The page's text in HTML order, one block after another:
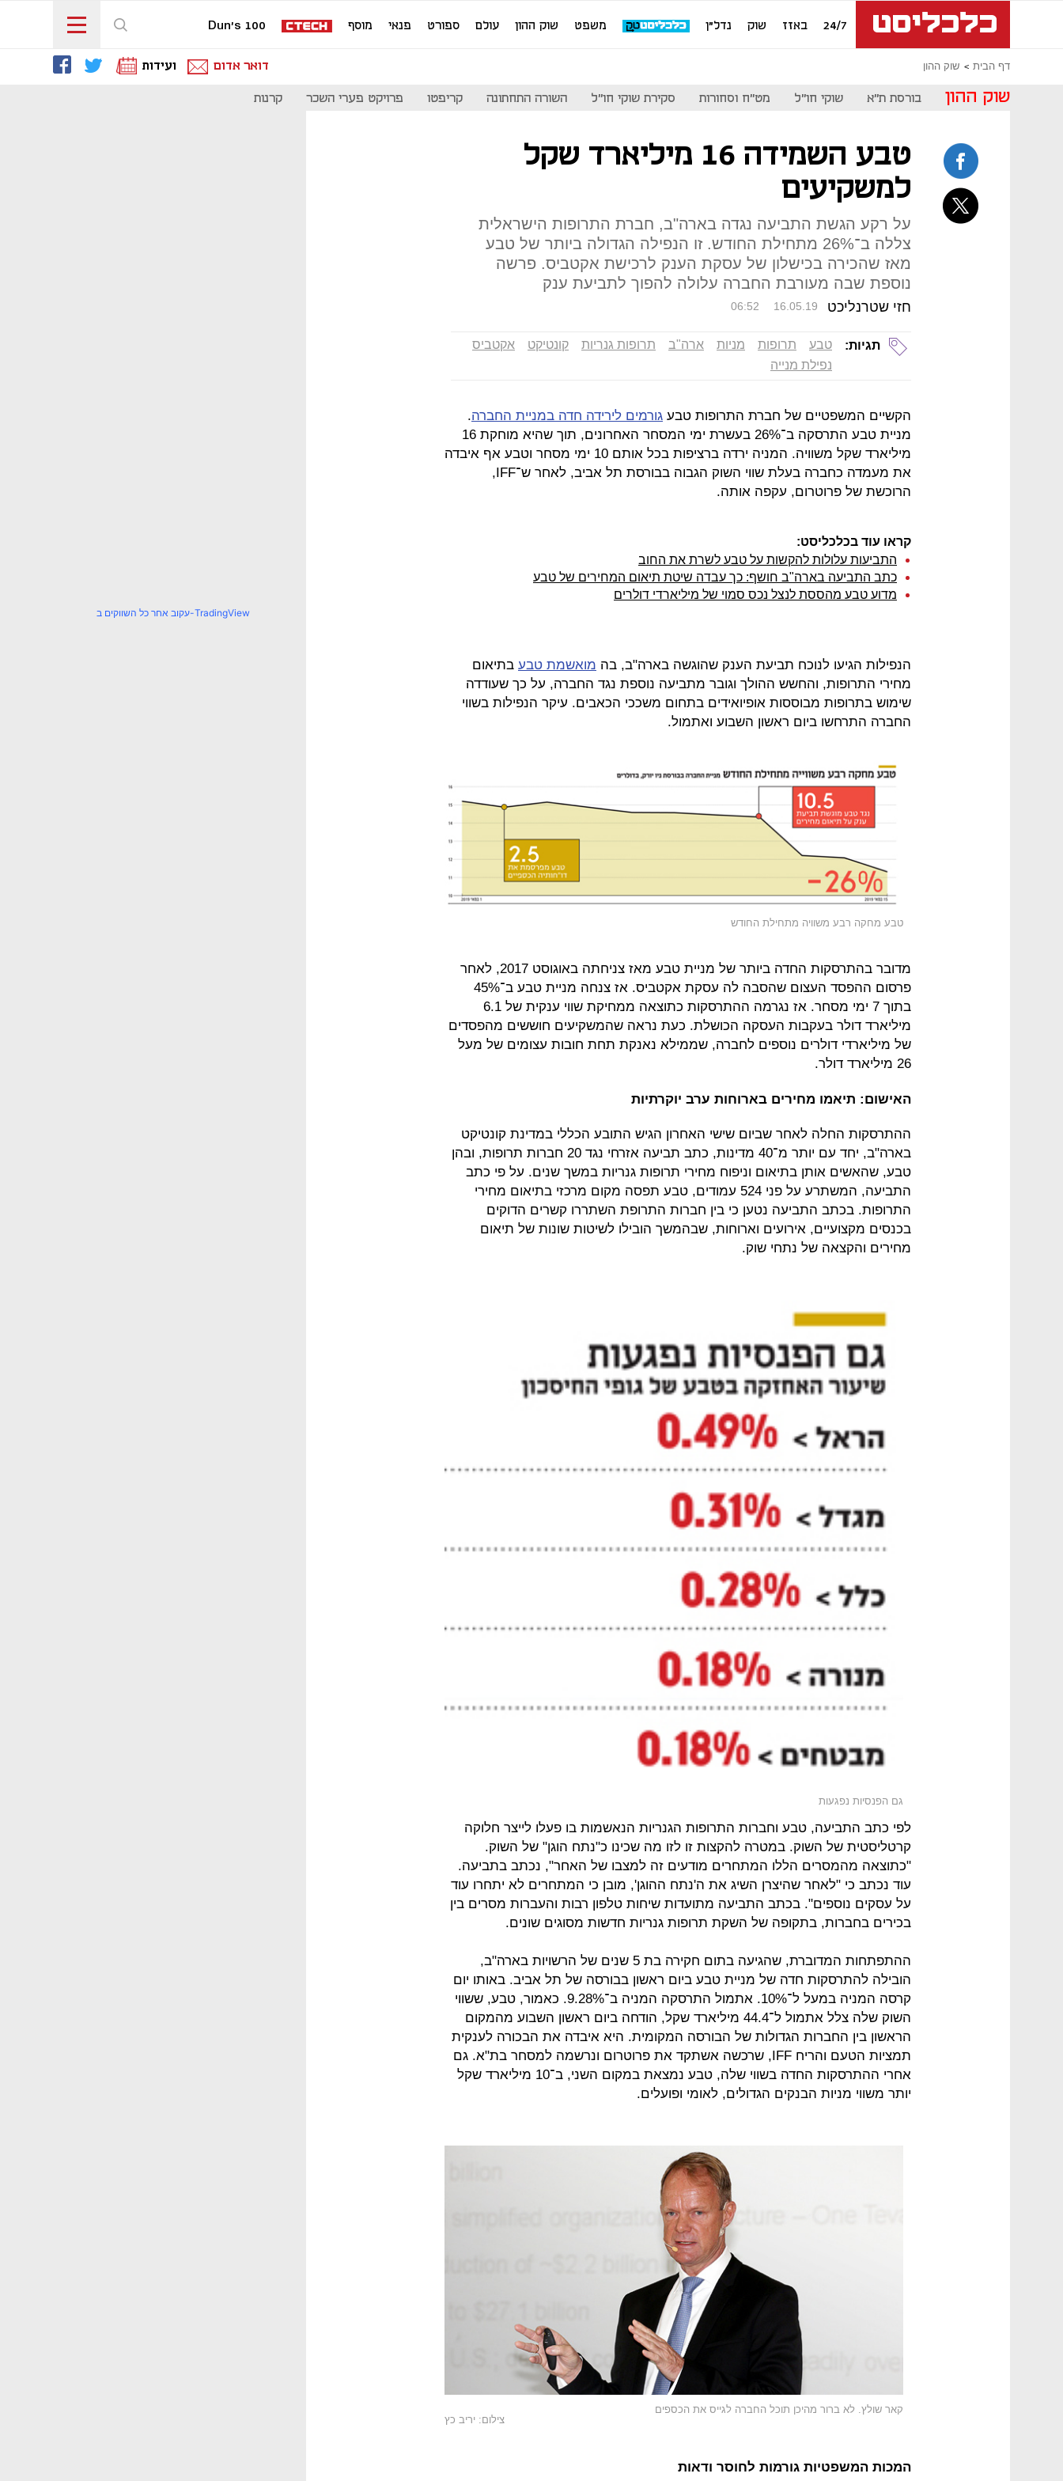
24/7 באזז שוק נדל"ן משפט שוק ההון עולם ספורט פנאי מוסף Dun's 100
דף הבית שוק ההון דואר אדום ועידות
שוק ההון בורסת ת"א שוקי חו"ל מט"ח וסחורות סקירת שוקי חו"ל השורה התחתונה קריפטו פרויקט פערי השכר קרנות
טבע השמידה 16 מיליארד שקל
למשקיעים
על רקע הגשת התביעה נגדה בארה"ב, חברת התרופות הישראלית
צללה ב־26% מתחילת החודש. זו הנפילה הגדולה ביותר של טבע
מאז שהכירה בכישלון של עסקת הענק לרכישת אקטביס. פרשה
נוספת שבה מעורבת החברה עלולה להפוך לתביעת ענק
חזי שטרנליכט 06:52 16.05.19
תגיות: טבע תרופות מניות ארה"ב תרופות גנריות קונטיקט
אקטביס
נפילת מנייה
הקשיים המשפטיים של חברת התרופות טבע גורמים לירידה חדה במניית החברה.
מניית טבע התרסקה ב־26% בעשרת ימי המסחר האחרונים, תוך שהיא מוחקת 16
מיליארד שקל משוויה. המניה ירדה ברציפות בכל אותם 10 ימי מסחר וטבע אף איבדה
את מעמדה כחברה בעלת שווי השוק הגבוה בבורסת תל אביב, לאחר ש־IFF,
הרוכשת של פרוטרום, עקפה אותה.
קראו עוד בכלכליסט:
התביעות עלולות להקשות על טבע לשרת את החוב
כתב התביעה בארה"ב חושף: כך עבדה שיטת תיאום המחירים של טבע
מדוע טבע מהססת לנצל נכס סמוי של מיליארדי דולרים
הנפילות הגיעו לנוכח תביעת הענק שהוגשה בארה"ב, בה מואשמת טבע בתיאום
מחירי התרופות, והחשש ההולך וגובר מתביעה נוספת נגד החברה, על כך שעודדה
שימוש בתרופות מבוססות אופיואידים בתחום משככי הכאבים. עיקר הנפילות בשווי
החברה התרחשו ביום ראשון השבוע ואתמול.
טבע מחקה רבע משוויה מתחילת החודש
מדובר בהתרסקות החדה ביותר של מניית טבע מאז צניחתה באוגוסט 2017, לאחר
פרסום ההפסד העצום שהסבה לה עסקת אקטביס. אז צנחה מניית טבע ב־45%
בתוך 7 ימי מסחר. אז נגרמה ההתרסקות כתוצאה ממחיקת שווי ענקית של 6.1
מיליארד דולר בעקבות העסקה הכושלת. כעת נראה שהמשקיעים חוששים מהפסדים
של מיליארדי דולרים נוספים לחברה, שממילא נאנקת תחת חובות עצומים של מעל
26 מיליארד דולר.
האישום: תיאמו מחירים בארוחות ערב יוקרתיות
ההתרסקות החלה לאחר שביום שישי האחרון הגיש התובע הכללי במדינת קונטיקט
בארה"ב, יחד עם יותר מ־40 מדינות, כתב תביעה אזרחי נגד 20 חברות תרופות, ובהן
טבע, שהאשים אותן בתיאום וניפוח מחירי תרופות גנריות במשך שנים. על פי כתב
התביעה, המשתרע על פני 524 עמודים, טבע תפסה מקום מרכזי בתיאום מחירי
התרופות. בכתב התביעה נטען כי בין חברות התרופת השתררו קשרים הדוקים
בכנסים מקצועיים, אירועים וארוחות, שבהמשך הובילו לשיטות שונות של תיאום
מחירים והקצאה של נתחי שוק.
גם הפנסיות נפגעות
לפי כתב התביעה, טבע וחברות התרופות הגנריות הנאשמות בו פעלו לייצר חלוקה
קרטליסטית של השוק. במטרה להקצות זו לזו מה שכינו כ"נתח הוגן" של השוק.
"כתוצאה מהמסרים הללו המתחרים מודעים זה למצבו של האחר", נכתב בתביעה.
עוד נכתב כי "לאחר שהיצרן השיג את ה'נתח ההוגן', מובן כי המתחרים לא יתחרו עוד
על עסקים נוספים". בכתב התביעה מתועדות שיחות טלפון רבות והעברות מסרים בין
בכירים בחברות, בתקופה של השקת תרופות גנריות חדשות מסוגים שונים.
ההתפתחות המדוברת, שהגיעה בתום חקירה בת 5 שנים של הרשויות בארה"ב,
הובילה להתרסקות חדה של מניית טבע ביום ראשון בבורסה של תל אביב. באותו יום
קרסה המניה במעל ל־10%. אתמול התרסקה המניה ב־9.28%. כאמור, טבע, ששווי
השוק שלה צלל אתמול ל־44.4 מיליארד שקל, הודחה ביום ראשון השבוע מהמקום
הראשון בין החברות הגדולות של הבורסה המקומית. היא איבדה את הבכורה לענקית
תמציות הטעם והריח IFF, שרכשה אשתקד את פרוטרום ונרשמה למסחר בת"א. גם
אחרי ההתרסקות החדה בשווי שלה, טבע נמצאת במקום השני, ב־10 מיליארד שקל
יותר משווי מניות הבנקים הגדולים, לאומי ופועלים.
קאר שולץ. לא ברור מהיכן תוכל החברה לגייס את הכספים
צילום: יריב כץ
המכות המשפטיות גורמות לחוסר ודאות
עקוב אחר כל השווקים ב-TradingView